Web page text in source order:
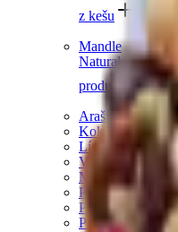
z kešu
Další
Mandle
Natural mandle
produkty z
Arašídy
Kokosové ořechy
Lískové ořechy
Vlašské ořechy
Makadamové
Para ořechy
Pekanové ořechy
Píniové oříšky